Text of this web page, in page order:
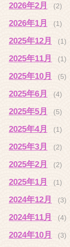
2026年2月 (2)
2026年1月 (1)
2025年12月 (1)
2025年11月 (1)
2025年10月 (5)
2025年6月 (4)
2025年5月 (5)
2025年4月 (1)
2025年3月 (2)
2025年2月 (2)
2025年1月 (1)
2024年12月 (3)
2024年11月 (4)
2024年10月 (3)